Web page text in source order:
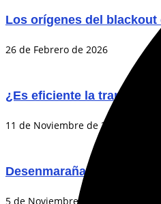
Los orígenes del blackout
26 de Febrero de 2026
¿Es eficiente la transición
11 de Noviembre de 2025
Desenmarañando el
5 de Noviembre de 2025